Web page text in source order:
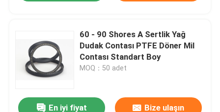
Ürün:% s
Hakkımızda
60 - 90 Shores A Sertlik Yağ
Dudak Contası PTFE Döner Mil
Contası Standart Boy
MOQ：50 adet
En iyi fiyat Bize ulaşın